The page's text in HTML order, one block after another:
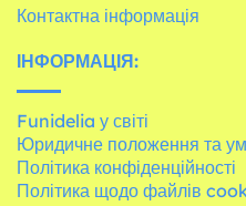
Контактна інформація
ІНФОРМАЦІЯ:
Funidelia у світі
Юридичне положення та
Політика конфіденційності
Політика щодо файлів